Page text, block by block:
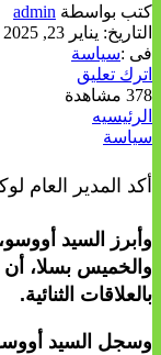
كتب بواسطة admin
التاريخ: يناير 23, 2025
فى :سياسة
اترك تعليق
378 مشاهدة
الرئيسيه
سياسة
أكد المدير العام
وأبرز السيد
والخميس بسلا، أن
بالعلاقات الثنائية.
وسجل السيد أووسو